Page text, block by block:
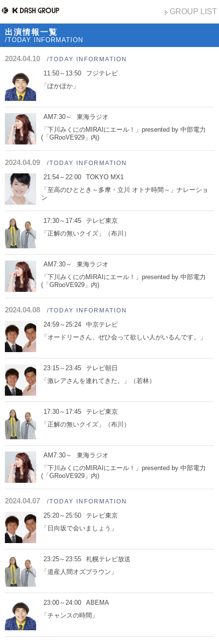
GROUP LIST
出演情報一覧
/TODAY INFORMATION
2024.04.10 /TODAY INFORMATION
11:50～13:50
フジテレビ
「ぽかぽか」
AM7:30～
東海ラジオ
「下川みくにのMIRAIにエール！」presented by 中部電力
(「GRooVE929」内)
2024.04.09 /TODAY INFORMATION
21:54～22:00
TOKYO MX1
「至高のひととき～多摩・立川 オトナ時間～」ナレーショ
ン
17:30～17:45
テレビ東京
「正解の無いクイズ」（布川）
AM7:30～
東海ラジオ
「下川みくにのMIRAIにエール！」presented by 中部電力
(「GRooVE929」内)
2024.04.08 /TODAY INFORMATION
24:59～25:24
中京テレビ
「オードリーさん、ぜひ会って欲しい人がいるんです。」
23:15～23:45
テレビ朝日
「激レアさんを連れてきた。」（若林）
17:30～17:45
テレビ東京
「正解の無いクイズ」（布川）
AM7:30～
東海ラジオ
「下川みくにのMIRAIにエール！」presented by 中部電力
(「GRooVE929」内)
2024.04.07 /TODAY INFORMATION
25:20～25:50
テレビ東京
「日向坂で会いましょう」
23:25～23:55
札幌テレビ放送
「道産人間オズブラウン」
23:00～24:00
ABEMA
「チャンスの時間」